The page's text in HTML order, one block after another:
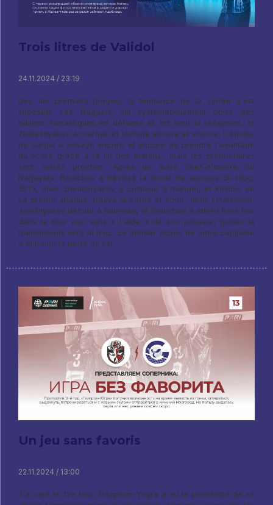
Trois litres de Validol
24.11.2024 / 23:19
Dès les premiers tirages, la tendance de la soirée s'est
imposée: Les Nagaets ont systématiquement porté des
ballons fantastiques en défense et ont tenu la réception, et
Zheleznyakov a marqué et terminé encore et encore. L'équipe
de Surgut a essayé encore et encore de prendre l'avantage
au score grâce à la fin des matchs., mais les propriétaires
sont restés proches. Après un autre chef-d'œuvre de
Nagayets, Rodichev a dévissé la boule de secours du bloc,
15:13, mais Zheleznyakov a continué à manger, et Kirillov, de
sa propre attaque, trouva la corde et sortit, 16:16. Finalement,
Jeleznyakov décide à nouveau, et Rodichev a atterri trois fois
dans le bloc non sans « l'aide » de son passeur, guider la
transmission vers le bloc. Le dernier échec de notre capitaine
a entraîné la perte du set.
Un jeu sans favoris
22.11.2024 / 13:00
J'ai raté le 12e tour, Gazprom-Yugra a eu la possibilité de se